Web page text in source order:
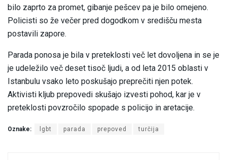
bilo zaprto za promet, gibanje pešcev pa je bilo omejeno.
Policisti so že večer pred dogodkom v središču mesta
postavili zapore.
Parada ponosa je bila v preteklosti več let dovoljena in se je
je udeležilo več deset tisoč ljudi, a od leta 2015 oblasti v
Istanbulu vsako leto poskušajo preprečiti njen potek.
Aktivisti kljub prepovedi skušajo izvesti pohod, kar je v
preteklosti povzročilo spopade s policijo in aretacije.
Oznake: lgbt parada prepoved turčija